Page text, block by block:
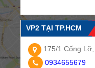
VP2 TẠI TP.HCM
175/1 Cống
0934655679